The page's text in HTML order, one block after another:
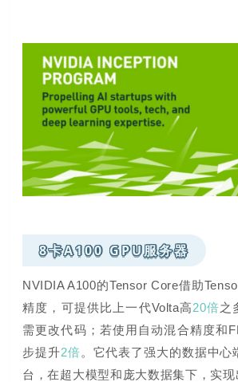
8卡A100 GPU服务器
NVIDIA A100的Tensor Core借助
精度，可提供比上一代Volta高20倍之
需更改代码；若使用自动混合精度和
步提升2倍。 它代表了强大的数据中心
台，在超大模型和庞大数据集下，实现